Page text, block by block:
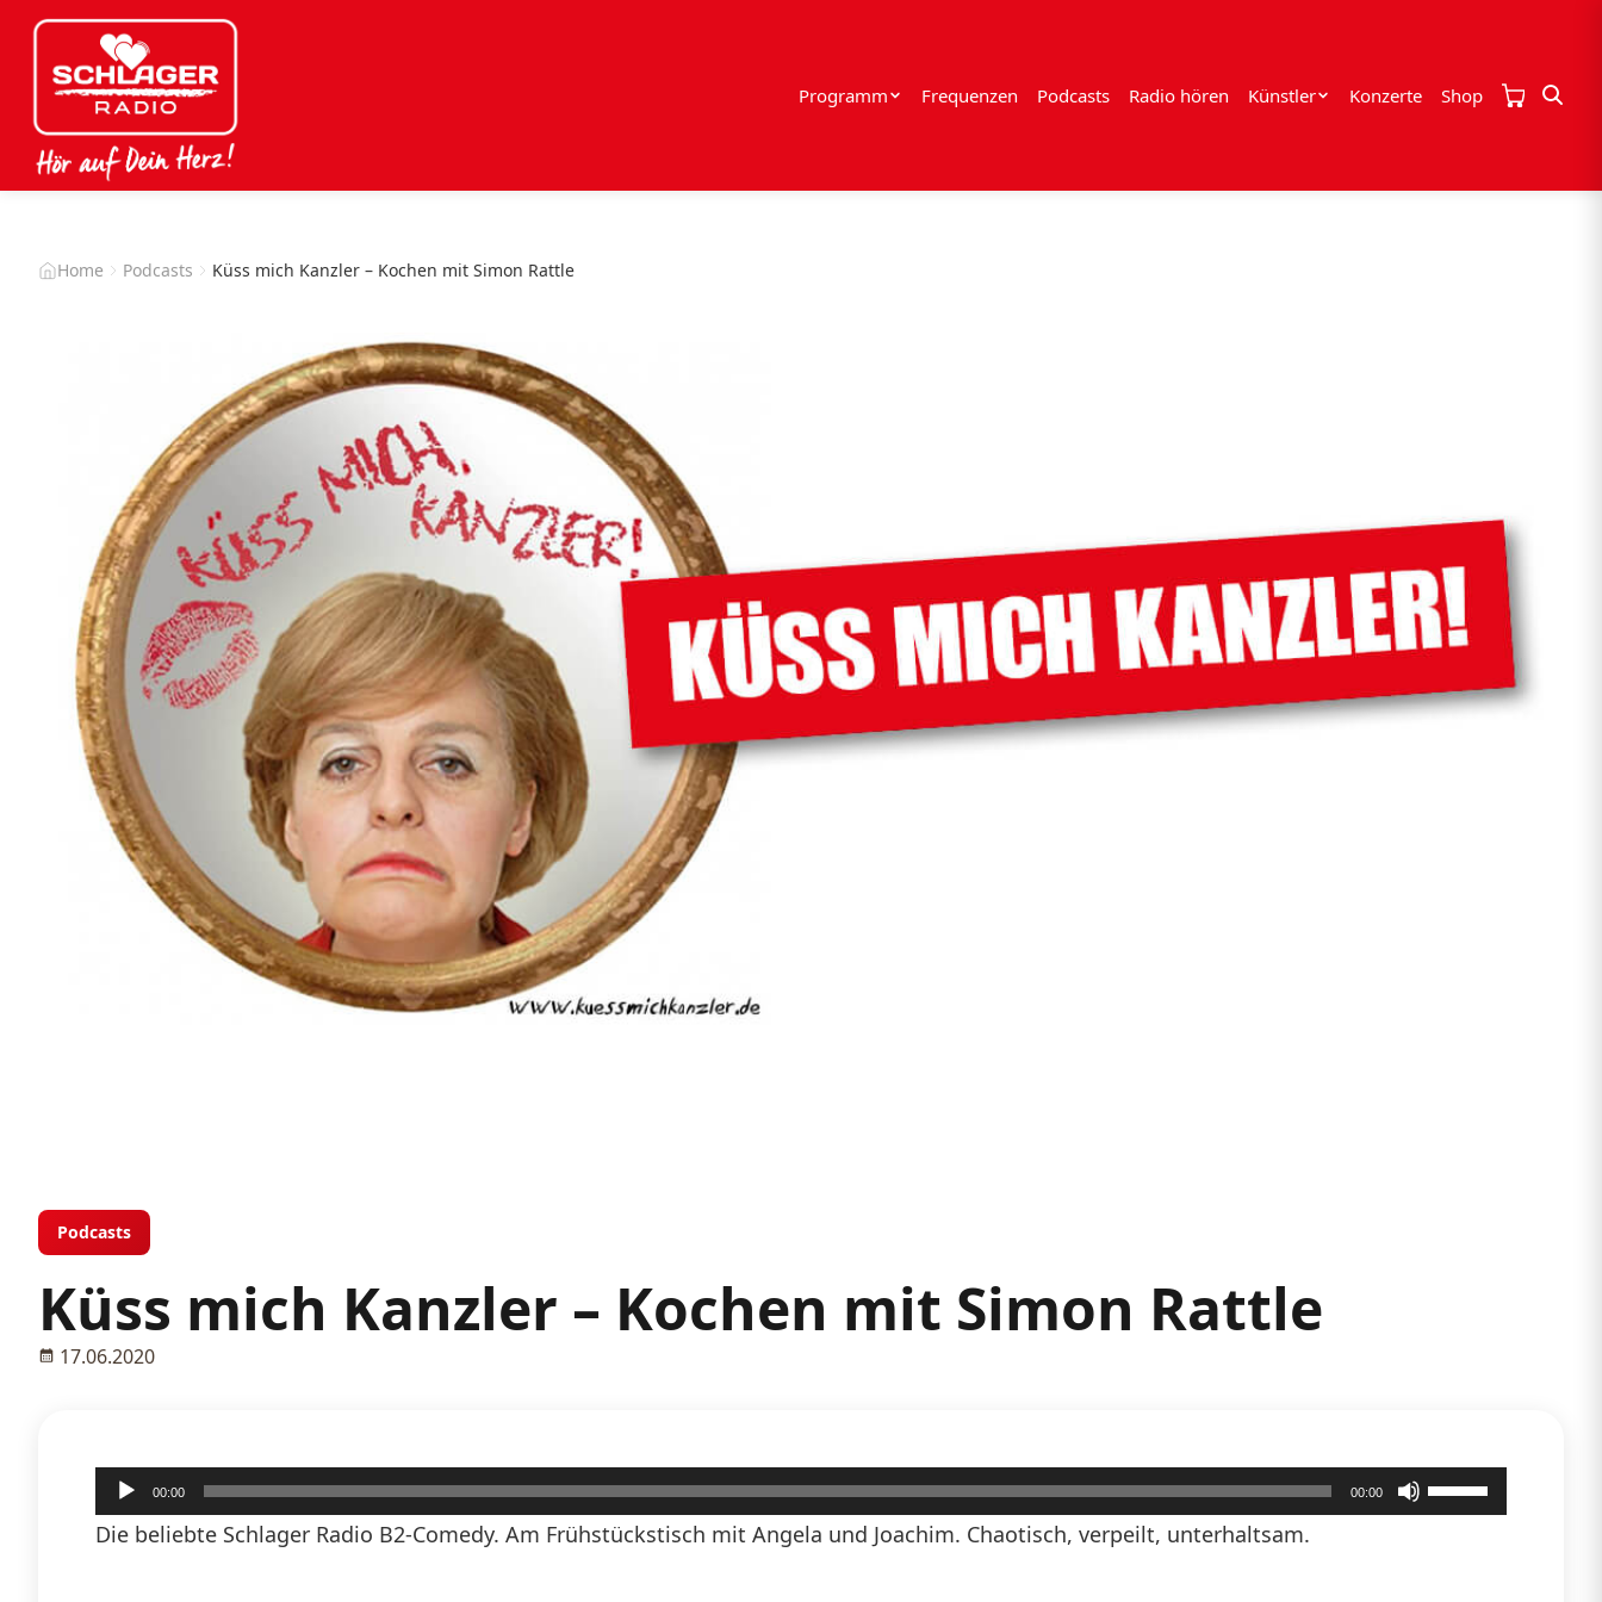
Programm Frequenzen Podcasts Radio hören Künstler Konzerte Shop
Home Podcasts Küss mich Kanzler – Kochen mit Simon Rattle
Podcasts
Küss mich Kanzler – Kochen mit Simon Rattle
17.06.2020
Audio-
Player
00:00 00:00
Pfeiltasten
Die beliebte Schlager Radio B2-Comedy. Am Frühstückstisch mit Angela und Joachim. Chaotisch, verpeilt, unterhaltsam.